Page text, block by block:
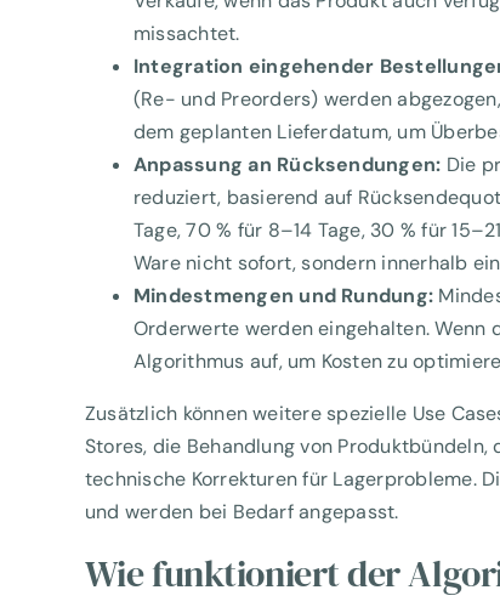
missachtet.
Integration eingehender
(Re- und Preorders) werden
dem geplanten Lieferdatum, um
Anpassung an Rücksendungen: Die
reduziert, basierend auf
Tage, 70 % für 8–14 Tage, 30 % für
Ware nicht sofort, sondern innerhalb
Mindestmengen und Rundung:
Orderwerte werden eingehalten.
Algorithmus auf, um Kosten zu
Zusätzlich können weitere spezielle Use
Stores, die Behandlung von
technische Korrekturen für Lagerprobleme.
und werden bei Bedarf angepasst.
Wie funktioniert der